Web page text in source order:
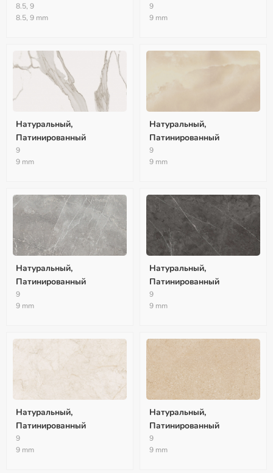
8.5, 9
8.5, 9 mm
9
9 mm
Натуральный,
Патинированный
9
9 mm
Натуральный,
Патинированный
9
9 mm
Натуральный,
Патинированный
9
9 mm
Натуральный,
Патинированный
9
9 mm
Натуральный,
Патинированный
9
9 mm
Натуральный,
Патинированный
9
9 mm